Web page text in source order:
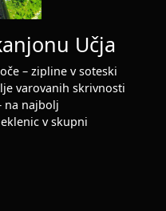
Učja
– zipline v soteski
varovanih skrivnosti
na najbolj
v skupni